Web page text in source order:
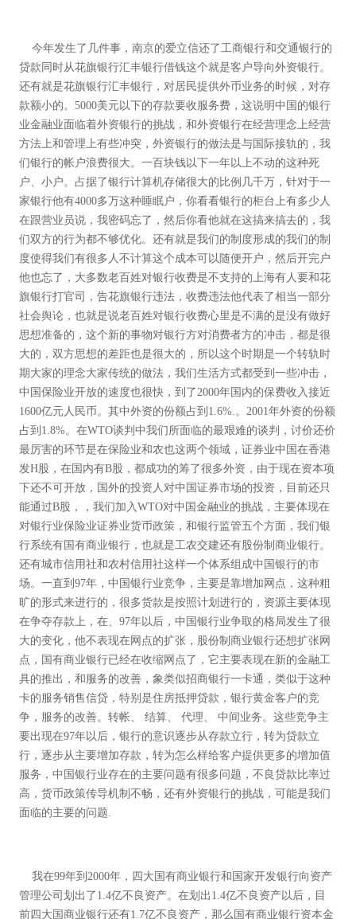
今年发生了几件事，南京的爱立信还了工商银行和交通银行的
贷款同时从花旗银行汇丰银行借钱这个就是客户导向外资银行。
还有就是花旗银行汇丰银行，对居民提供外币业务的时候，对存
款额小的。5000美元以下的存款要收服务费，这说明中国的银行
业金融业面临着外资银行的挑战，和外资银行在经营理念上经营
方法上和管理上有些冲突，外资银行的做法是与国际接轨的，我
们银行的帐户浪费很大。一百块钱以下一年以上不动的这种死
户、小户。占据了银行计算机存储很大的比例几千万，针对于一
家银行他有4000多万这种睡眠户，你看看银行的柜台上有多少人
在跟营业员说，我密码忘了，然后你看他就在这搞来搞去的，我
们双方的行为都不够优化。还有就是我们的制度形成的我们的制
度使得我们有很多人不计算这个成本可以随便开户，然后开完户
他也忘了，大多数老百姓对银行收费是不支持的上海有人要和花
旗银行打官司，告花旗银行违法，收费违法他代表了相当一部分
社会舆论，也就是说老百姓对银行收费心里是不满的是没有做好
思想准备的，这个新的事物对银行方对消费者方的冲击，都是很
大的，双方思想的差距也是很大的，所以这个时期是一个转轨时
期大家的理念大家传统的做法，我们生活方式都受到一些冲击，
中国保险业开放的速度也很快，到了2000年国内的保费收入接近
1600亿元人民币。其中外资的份额占到1.6%.。2001年外资的份额
占到1.8%。在WTO谈判中我们所面临的最艰难的谈判，讨价还价
最厉害的环节是在保险业和农也这两个领域，证券业中国在香港
发H股，在国内有B股，都成功的筹了很多外资，由于现在资本项
下还不可开放，国外的投资人对中国证券市场的投资，目前还只
能通过B股，，我们加入WTO对中国金融业的挑战，主要体现在
对银行业保险业证券业货币政策，和银行监管五个方面，我们银
行系统有国有商业银行，也就是工农交建还有股份制商业银行。
还有城市信用社和农村信用社这样一个体系组成中国银行的市
场。一直到97年，中国银行业竞争，主要是靠增加网点，这种粗
旷的形式来进行的，很多货款是按照计划进行的，资源主要体现
在争夺存款上，在、97年以后，中国银行业争取的格局发生了很
大的变化，他不表现在网点的扩张，股份制商业银行还想扩张网
点，国有商业银行已经在收缩网点了，它主要表现在新的金融工
具的推出，和服务的改善，象类似招商银行一卡通，类似于这种
卡的服务销售信贷，特别是住房抵押贷款，银行黄金客户的竞
争，服务的改善。转帐、 结算、 代理、 中间业务。这些竞争主
要出现在97年以后，银行的意识逐步从存款立行，转为贷款立
行，逐步从主要增加存款，转为怎么样给客户提供更多的增加值
服务，中国银行业存在的主要问题有很多问题，不良贷款比率过
高，货币政策传导机制不畅，还有外资银行的挑战，可能是我们
面临的主要的问题.
我在99年到2000年，四大国有商业银行和国家开发银行向资产
管理公司划出了1.4亿不良资产。在划出1.4亿不良资产以后，目
前四大国商业银行还有1.7亿不良资产，那么国有商业银行资本金